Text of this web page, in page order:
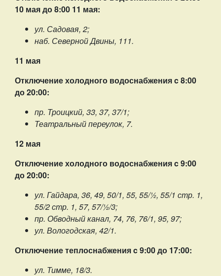
10 мая до 8:00 11 мая:
ул. Садовая, 2;
наб. Северной Двины, 111.
11 мая
Отключение холодного водоснабжения c 8:00
до 20:00:
пр. Троицкий, 33, 37, 37/1;
Театральный переулок, 7.
12 мая
Отключение холодного водоснабжения c 9:00
до 20:00:
ул. Гайдара, 36, 49, 50/1, 55, 55/½, 55/1 стр. 1,
55/2 стр. 1, 57, 57/½/3;
пр. Обводный канал, 74, 76, 76/1, 95, 97;
ул. Вологодская, 42/1.
Отключение теплоснабжения c 9:00 до 17:00:
ул. Тимме, 18/3.